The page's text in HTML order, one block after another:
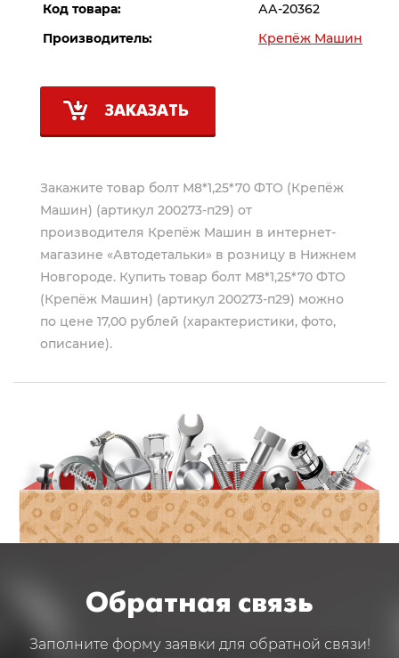
Код товара:
АА-20362
Производитель:
Крепёж Машин
ЗАКАЗАТЬ
Закажите товар болт М8*1,25*70 ФТО (Крепёж
Машин) (артикул 200273-п29) от
производителя Крепёж Машин в интернет-
магазине «Автодетальки» в розницу в Нижнем
Новгороде. Купить товар болт М8*1,25*70 ФТО
(Крепёж Машин) (артикул 200273-п29) можно
по цене 17,00 рублей (характеристики, фото,
описание).
Обратная связь
Заполните форму заявки для обратной связи!